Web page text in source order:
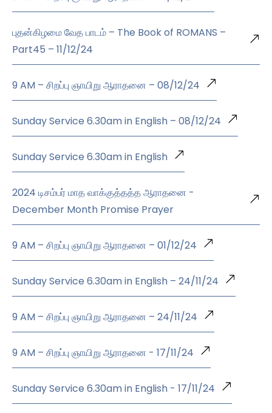
புதன்கிழமை வேத பாடம் – The Book of ROMANS –
Part45 – 11/12/24
9 AM – சிறப்பு ஞாயிறு ஆராதனை – 08/12/24
Sunday Service 6.30am in English – 08/12/24
Sunday Service 6.30am in English
2024 டிசம்பர் மாத வாக்குத்தத்த ஆராதனை -
December Month Promise Prayer
9 AM – சிறப்பு ஞாயிறு ஆராதனை – 01/12/24
Sunday Service 6.30am in English – 24/11/24
9 AM – சிறப்பு ஞாயிறு ஆராதனை – 24/11/24
9 AM – சிறப்பு ஞாயிறு ஆராதனை - 17/11/24
Sunday Service 6.30am in English - 17/11/24